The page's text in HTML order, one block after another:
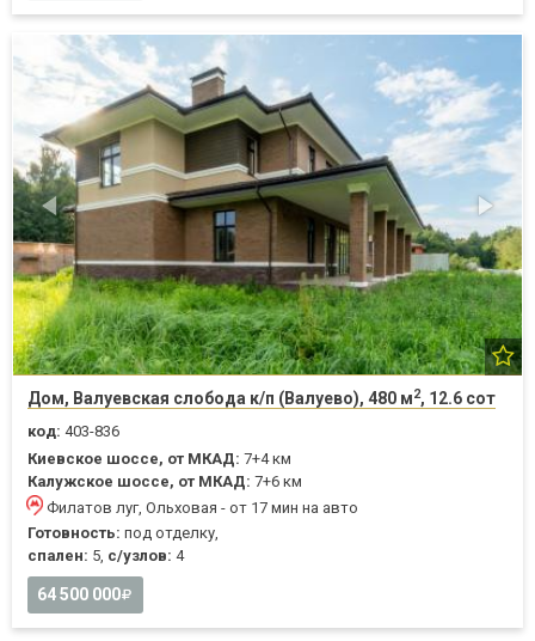
Дом, Валуевская слобода к/п (Валуево), 480 м2, 12.6 сот
код: 403-836
Киевское шоссе, от МКАД: 7+4 км
Калужское шоссе, от МКАД: 7+6 км
Филатов луг, Ольховая - от 17 мин на авто
Готовность: под отделку,
спален: 5, с/узлов: 4
64 500 000